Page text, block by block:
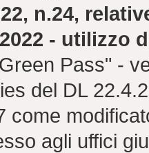
n.24,
- utilizzo
Pass" -
del DL
come
agli uffici